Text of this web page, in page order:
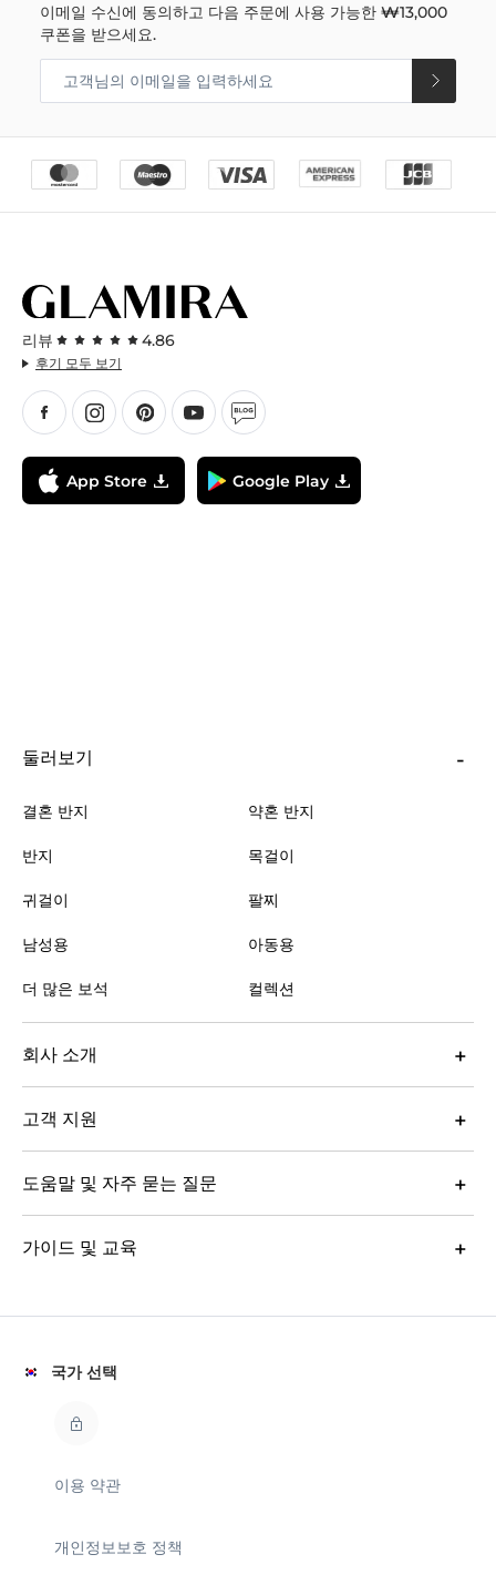
이메일 수신에 동의하고 다음 주문에 사용 가능한₩13,000
쿠폰을 받으세요.
리뷰 4.86
후기 모두 보기
App Store Google Play
둘러보기
결혼 반지 약혼 반지
반지 목걸이
귀걸이 팔찌
남성용 아동용
더 많은 보석 컬렉션
회사 소개
고객 지원
도움말 및 자주 묻는 질문
가이드 및 교육
국가 선택
이용 약관
개인정보보호 정책